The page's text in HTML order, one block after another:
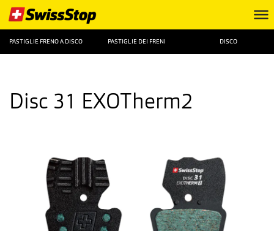
PASTIGLIE FRENO A DISCO PASTIGLIE DEI FRENI DISCO
Disc 31 EXOTherm2